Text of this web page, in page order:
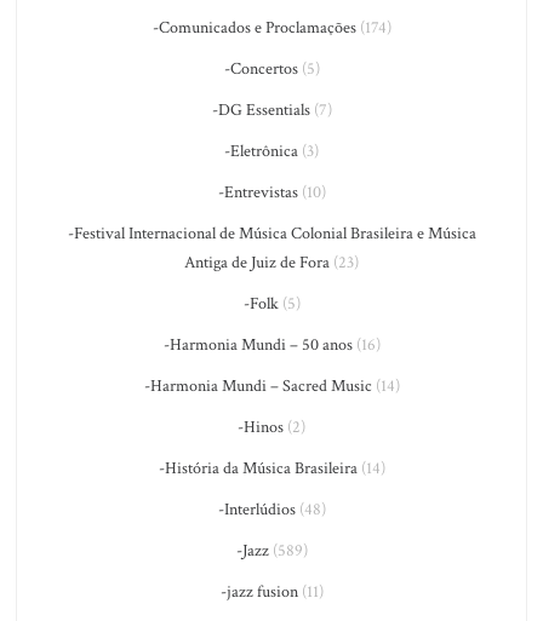
-Comunicados e Proclamações(174)
-Concertos(5)
-DG Essentials(7)
-Eletrônica (3)
-Entrevistas(10)
-Festival Internacional de Música Colonial Brasileira e Música
Antiga de Juiz de Fora (23)
-Folk(5)
-Harmonia Mundi – 50 anos(16)
-Harmonia Mundi – Sacred Music (14)
-Hinos (2)
-História da Música Brasileira(14)
-Interlúdios(48)
-Jazz(589)
-jazz fusion(11)